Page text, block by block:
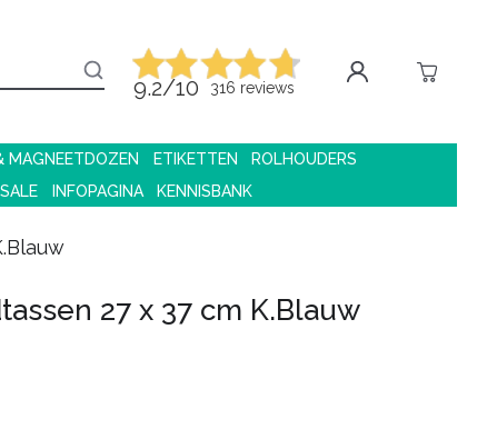
9.2/10 316 reviews
MAGNEETDOZEN ETIKETTEN
ROLHOUDERS
INFOPAGINA KENNISBANK
27 x 37 cm K.Blauw